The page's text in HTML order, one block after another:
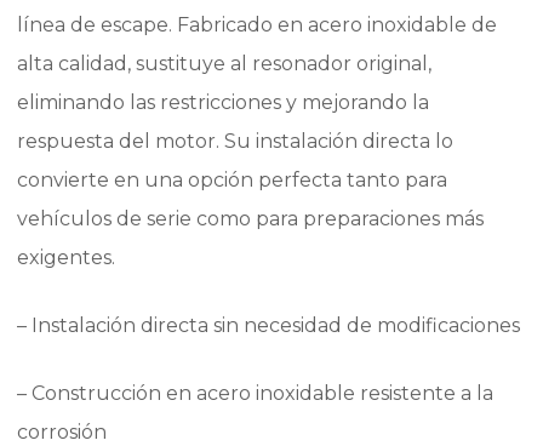
línea de escape. Fabricado en acero inoxidable de
alta calidad, sustituye al resonador original,
eliminando las restricciones y mejorando la
respuesta del motor. Su instalación directa lo
convierte en una opción perfecta tanto para
vehículos de serie como para preparaciones más
exigentes.
– Instalación directa sin necesidad de modificaciones
– Construcción en acero inoxidable resistente a la
corrosión